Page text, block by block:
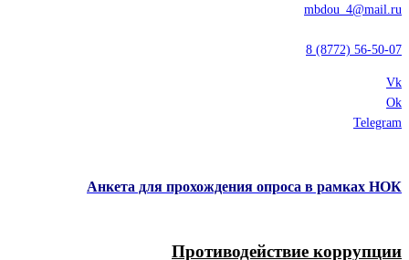
mbdou_4@mail.ru
8 (8772) 56-50-07
Vk
Ok
Telegram
Анкета для прохождения опроса в рамках НОК
Противодействие коррупции